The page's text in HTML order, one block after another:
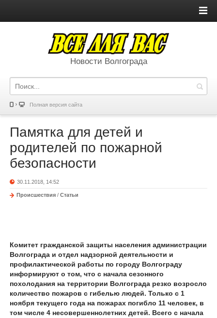
Новости Волгограда
Полная версия сайта
Памятка для детей и
родителей по пожарной
безопасности
30.11.2018, 14:52
Происшествия / Статьи
Комитет гражданской защиты населения администрации
Волгограда и отдел надзорной деятельности и
профилактической работы по городу Волгограду
информируют о том, что с начала сезонного
похолодания на территории Волгограда резко возросло
количество пожаров с гибелью людей. Только с 1
ноября текущего года на пожарах погибло 11 человек, в
том числе 4 несовершеннолетних детей. Всего с начала